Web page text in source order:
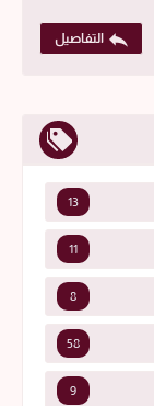
التفاصيل
13
11
8
58
9